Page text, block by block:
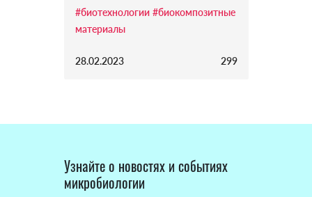
#биотехнологии #биокомпозитные
материалы
28.02.2023 299
Узнайте о новостях и событиях
микробиологии